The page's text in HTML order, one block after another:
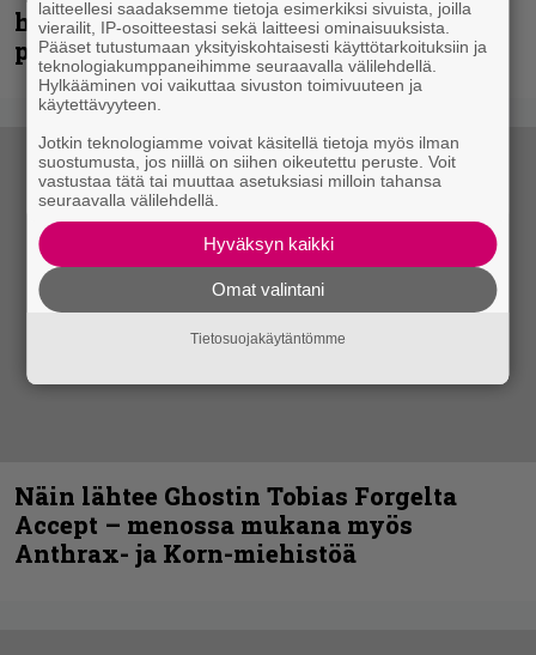
huippu-uimari jamittelee Megadethiä
palkinnollaan
Näin lähtee Ghostin Tobias Forgelta
Accept – menossa mukana myös
Anthrax- ja Korn-miehistöä
laitteellesi saadaksemme tietoja esimerkiksi sivuista, joilla
vierailit, IP-osoitteestasi sekä laitteesi ominaisuuksista.
Pääset tutustumaan yksityiskohtaisesti käyttötarkoituksiin ja
teknologiakumppaneihimme seuraavalla välilehdellä.
Hylkääminen voi vaikuttaa sivuston toimivuuteen ja
käytettävyyteen.
Jotkin teknologiamme voivat käsitellä tietoja myös ilman
suostumusta, jos niillä on siihen oikeutettu peruste. Voit
vastustaa tätä tai muuttaa asetuksiasi milloin tahansa
seuraavalla välilehdellä.
Hyväksyn kaikki
Omat valintani
Tietosuojakäytäntömme